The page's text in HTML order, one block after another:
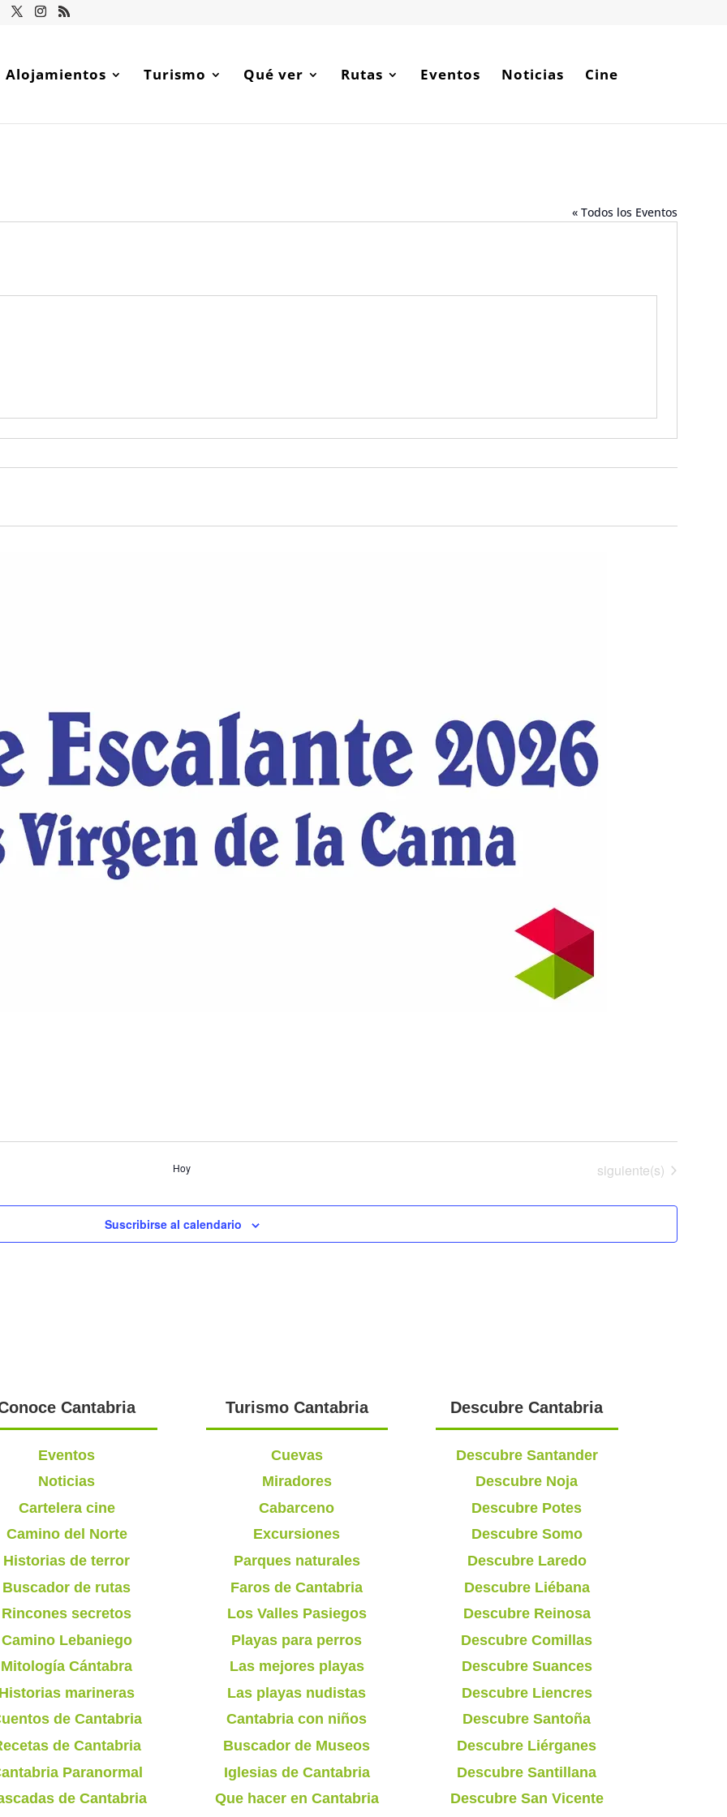
Alojamientos Turismo Qué ver Rutas Eventos Noticias Cine
« Todos los Eventos
Hoy Eventos
siguiente(s)
Suscribirse al calendario
Cantabria
Eventos
Noticias
Cartelera cine
Camino del Norte
Historias de terror
Buscador de rutas
Rincones secretos
Camino Lebaniego
Mitología Cántabra
Historias marineras
de Cantabria
de Cantabria
Paranormal
de Cantabria
Turismo Cantabria
Cuevas
Miradores
Cabarceno
Excursiones
Parques naturales
Faros de Cantabria
Los Valles Pasiegos
Playas para perros
Las mejores playas
Las playas nudistas
Cantabria con niños
Buscador de Museos
Iglesias de Cantabria
Que hacer en Cantabria
Descubre Cantabria
Descubre Santander
Descubre Noja
Descubre Potes
Descubre Somo
Descubre Laredo
Descubre Liébana
Descubre Reinosa
Descubre Comillas
Descubre Suances
Descubre Liencres
Descubre Santoña
Descubre Liérganes
Descubre Santillana
Descubre San Vicente